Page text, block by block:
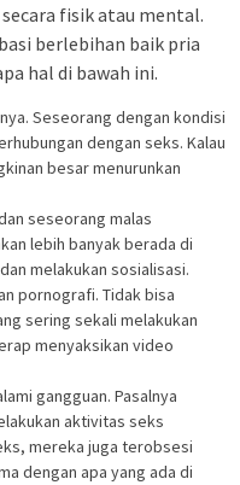
fisik atau mental.
berlebihan baik pria
hal di bawah ini.
Seseorang dengan kondisi
dengan seks. Kalau
besar menurunkan
seseorang malas
lebih banyak berada di
melakukan sosialisasi.
pornografi. Tidak bisa
sering sekali melakukan
menyaksikan video
gangguan. Pasalnya
aktivitas seks
mereka juga terobsesi
dengan apa yang ada di